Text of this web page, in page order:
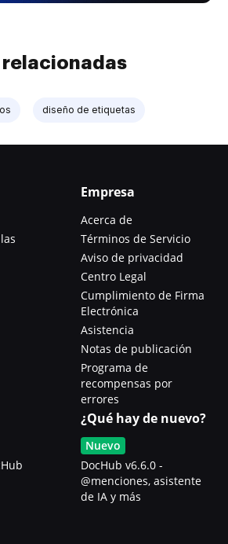
relacionadas
diseño de etiquetas
Empresa
Acerca de
Términos de Servicio
Aviso de privacidad
Centro Legal
Cumplimiento de Firma
Electrónica
Asistencia
Notas de publicación
Programa de
recompensas por
errores
¿Qué hay de nuevo?
Nuevo
DocHub v6.6.0 -
@menciones, asistente
de IA y más